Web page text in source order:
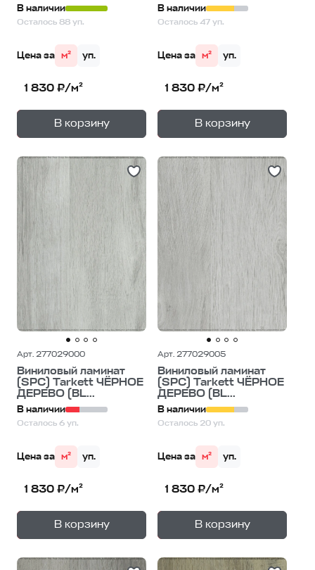
В наличии
Осталось 88 уп.
Цена за м² уп.
1 830 ₽/м²
В корзину
— 1уп.
В наличии
Осталось 47 уп.
Цена за м² уп.
1 830 ₽/м²
В корзину
— 1уп.
Арт. 277029000
Виниловый ламинат
(SPC) Tarkett ЧЁРНОЕ
ДЕРЕВО (BL...
В наличии
Осталось 6 уп.
Цена за м² уп.
1 830 ₽/м²
В корзину
— 1уп.
Арт. 277029005
Виниловый ламинат
(SPC) Tarkett ЧЁРНОЕ
ДЕРЕВО (BL...
В наличии
Осталось 20 уп.
Цена за м² уп.
1 830 ₽/м²
В корзину
— 1уп.